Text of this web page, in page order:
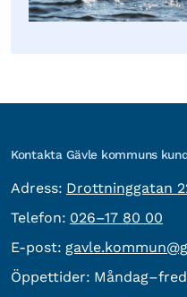
Kontakta Gävle kommuns
Adress: besöksadress:
Drottninggatan
Telefon: Telefon:
026–17 80 00
E-post: E-post:
Öppettider: